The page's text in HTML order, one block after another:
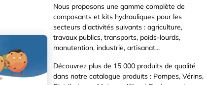
Nous proposons une gamme complète de
composants et kits hydrauliques pour les
secteurs d'activités suivants : agriculture,
travaux publics, transports, poids-lourds,
manutention, industrie, artisanat...
Découvrez plus de 15 000 produits de qualité
dans notre catalogue produits : Pompes, Vérins,